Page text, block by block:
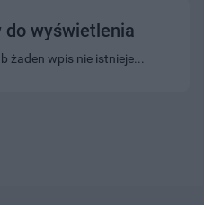
do wyświetlenia
żaden wpis nie istnieje...